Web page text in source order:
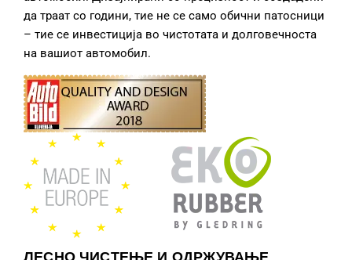
да траат со години, тие не се само обични патосници
– тие се инвестиција во чистотата и долговечноста
на вашиот автомобил.